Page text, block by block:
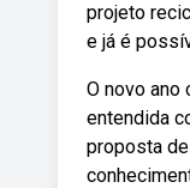
projeto
e já é
O novo ano
entendida
proposta